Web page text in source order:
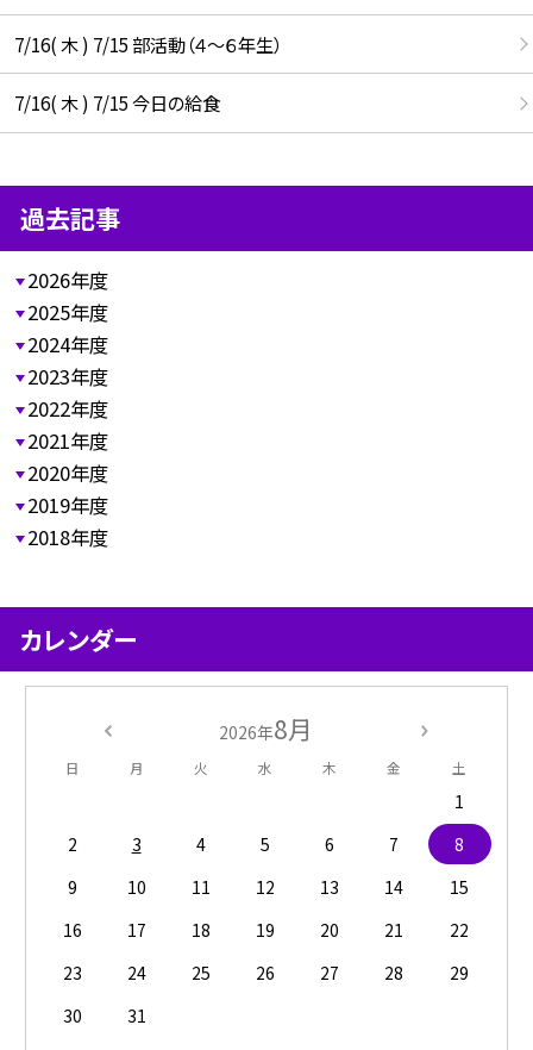
7/16( 木 ) 7/15 部活動（４～６年生）
7/16( 木 ) 7/15 今日の給食
過去記事
2026年度
2025年度
2024年度
2023年度
2022年度
2021年度
2020年度
2019年度
2018年度
カレンダー
2026年8月
日 月 火 水 木 金 土
1
2
3 4 5 6 7
8
9
10 11 12 13 14
15
16
17 18 19 20 21
22
23
24 25 26 27 28
29
30
31